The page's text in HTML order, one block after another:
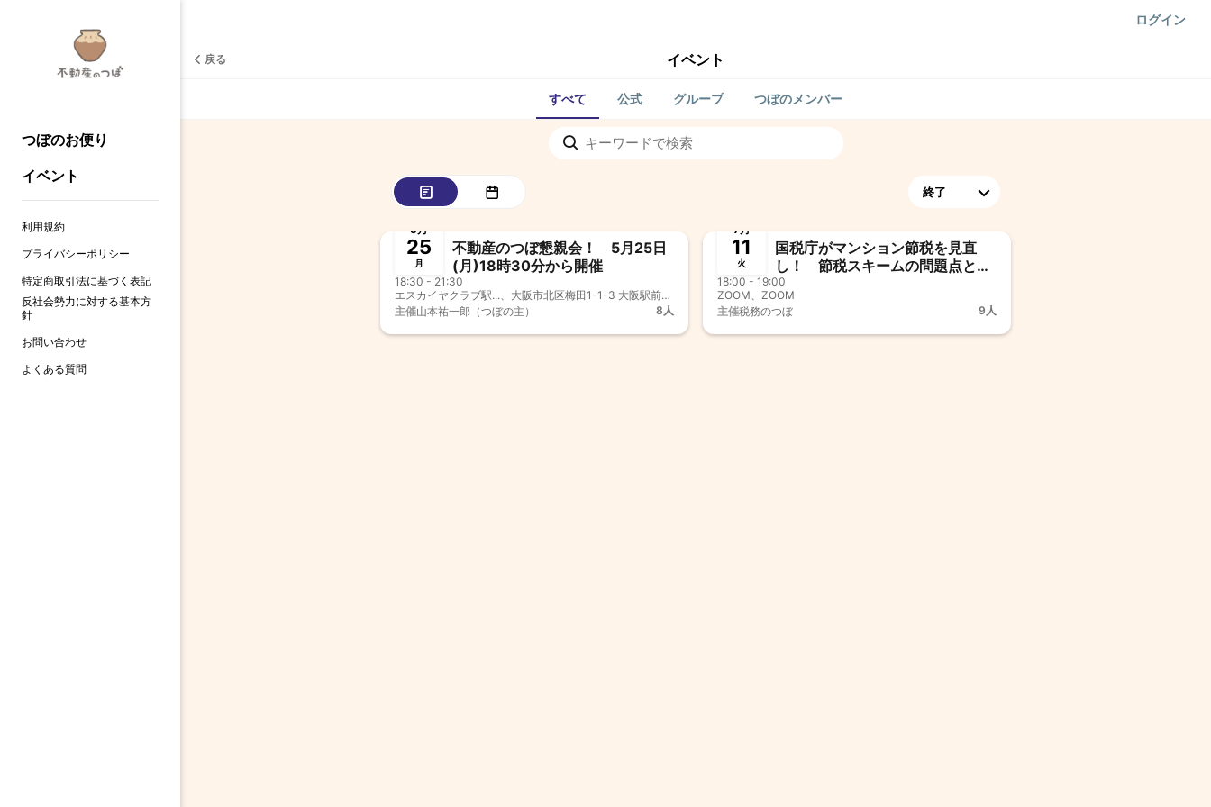
ログイン
つぼのお便り
イベント
利用規約
プライバシーポリシー
特定商取引法に基づく表記
反社会勢力に対する基本方
針
お問い合わせ
よくある質問
戻る イベント
すべて 公式 グループ つぼのメンバー
終了
5月
25
月
不動産のつぼ懇親会！ 5月25日
(月)18時30分から開催
18:30 - 21:30
エスカイヤクラブ駅...、大阪市北区梅田1-1-3 大阪駅前第3ビル32F
主催山本祐一郎（つぼの主） 8人
7月
11
火
国税庁がマンション節税を見直
し！ 節税スキームの問題点と今
後の展開
18:00 - 19:00
ZOOM、ZOOM
主催税務のつぼ 9人